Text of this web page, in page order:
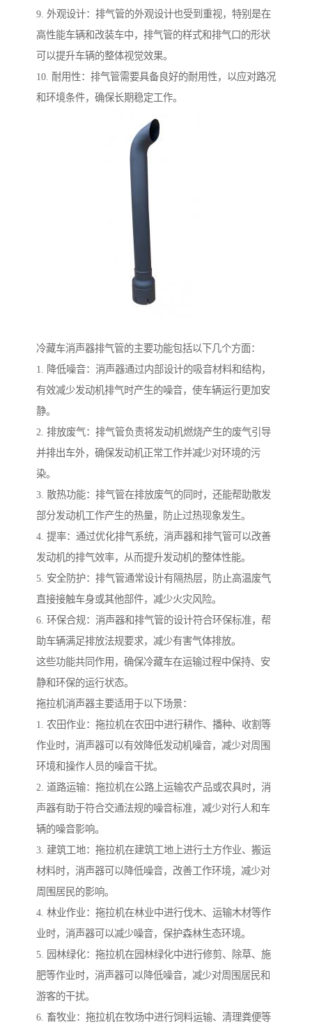
9. 外观设计：排气管的外观设计也受到重视，特别是在
高性能车辆和改装车中，排气管的样式和排气口的形状
可以提升车辆的整体视觉效果。
10. 耐用性：排气管需要具备良好的耐用性，以应对路况
和环境条件，确保长期稳定工作。
冷藏车消声器排气管的主要功能包括以下几个方面：
1. 降低噪音：消声器通过内部设计的吸音材料和结构，
有效减少发动机排气时产生的噪音，使车辆运行更加安
静。
2. 排放废气：排气管负责将发动机燃烧产生的废气引导
并排出车外，确保发动机正常工作并减少对环境的污
染。
3. 散热功能：排气管在排放废气的同时，还能帮助散发
部分发动机工作产生的热量，防止过热现象发生。
4. 提率：通过优化排气系统，消声器和排气管可以改善
发动机的排气效率，从而提升发动机的整体性能。
5. 安全防护：排气管通常设计有隔热层，防止高温废气
直接接触车身或其他部件，减少火灾风险。
6. 环保合规：消声器和排气管的设计符合环保标准，帮
助车辆满足排放法规要求，减少有害气体排放。
这些功能共同作用，确保冷藏车在运输过程中保持、安
静和环保的运行状态。
拖拉机消声器主要适用于以下场景：
1. 农田作业：拖拉机在农田中进行耕作、播种、收割等
作业时，消声器可以有效降低发动机噪音，减少对周围
环境和操作人员的噪音干扰。
2. 道路运输：拖拉机在公路上运输农产品或农具时，消
声器有助于符合交通法规的噪音标准，减少对行人和车
辆的噪音影响。
3. 建筑工地：拖拉机在建筑工地上进行土方作业、搬运
材料时，消声器可以降低噪音，改善工作环境，减少对
周围居民的影响。
4. 林业作业：拖拉机在林业中进行伐木、运输木材等作
业时，消声器可以减少噪音，保护森林生态环境。
5. 园林绿化：拖拉机在园林绿化中进行修剪、除草、施
肥等作业时，消声器可以降低噪音，减少对周围居民和
游客的干扰。
6. 畜牧业：拖拉机在牧场中进行饲料运输、清理粪便等